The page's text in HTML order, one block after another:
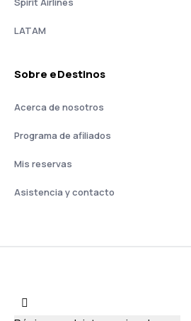
LATAM
Sobre eDestinos
Acerca de nosotros
Programa de afiliados
Mis reservas
Asistencia y contacto